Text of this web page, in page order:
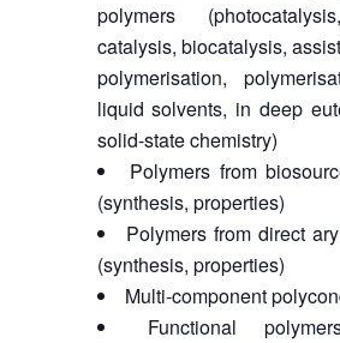
polymers
catalysis, biocatalysis,
polymerisation,
liquid solvents, in deep
solid-state chemistry)
Polymers from
(synthesis, properties)
Polymers from direct
(synthesis, properties)
Multi-component
Functional